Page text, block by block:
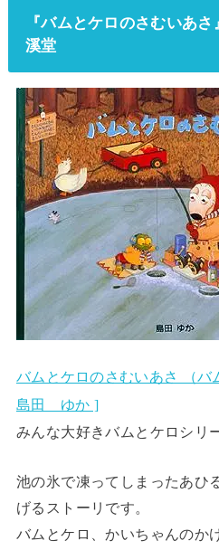
『バムとケロのさむい
溪堂
バムとケロのさむいあさ （
島田 ゆか ]
みんな大好きバムとケロシリ
池の氷で凍ってしまったあひ
げるストーリです。
バムとケロ、かいちゃんのか